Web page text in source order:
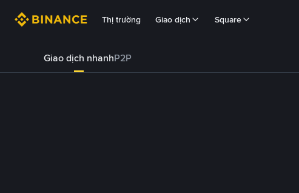
Thị trường Giao dịch Square
Giao dịch nhanhP2P